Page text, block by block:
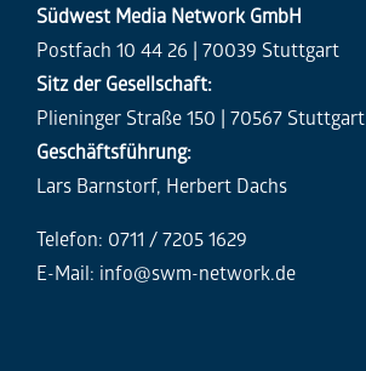
Südwest Media Network GmbH
Postfach 10 44 26 | 70039 Stuttgart
Sitz der Gesellschaft:
Plieninger Straße 150 | 70567 Stuttgart
Geschäftsführung:
Lars Barnstorf, Herbert Dachs
Telefon: 0711 / 7205 1629
E-Mail: info@swm-network.de